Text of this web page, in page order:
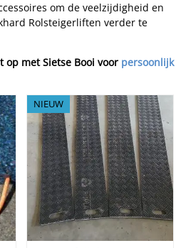
om de veelzijdigheid en
Rolsteigerliften verder te
met Sietse Booi voorpersoonlijk
NIEUW